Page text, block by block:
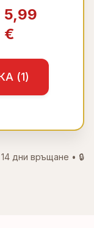
5,99
€
(1)
14 дни връщане • 🔒